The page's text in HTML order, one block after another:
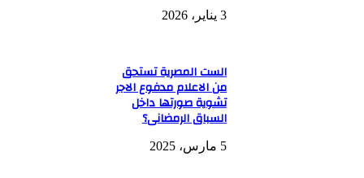
3 يناير، 2026
الست المصرية تستحق
من الاعلام مدفوع الاجر
تشوية صورتها داخل
السباق الرمضانى؟
5 مارس، 2025